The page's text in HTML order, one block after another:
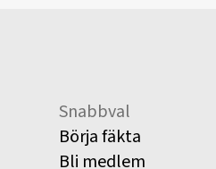
Snabbval
Börja fäkta
Bli medlem